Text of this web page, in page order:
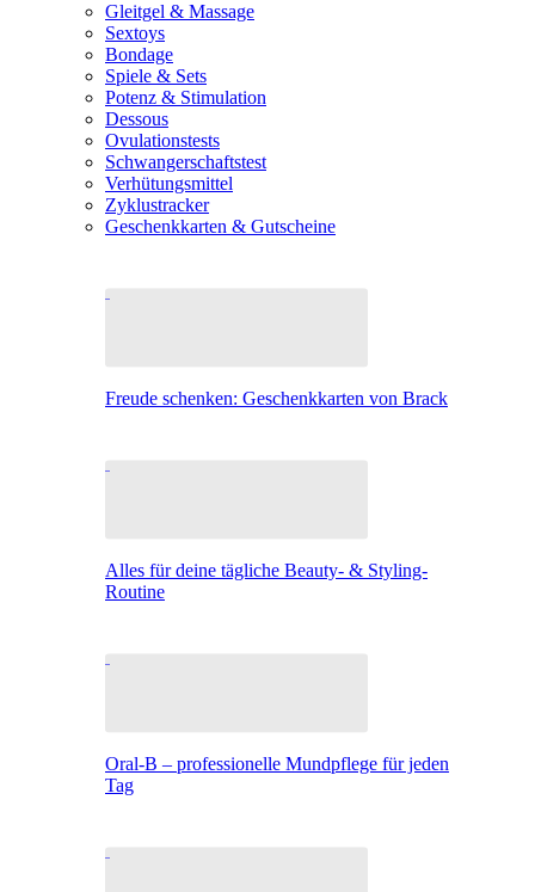
Gleitgel & Massage
Sextoys
Bondage
Spiele & Sets
Potenz & Stimulation
Dessous
Ovulationstests
Schwangerschaftstest
Verhütungsmittel
Zyklustracker
Geschenkkarten & Gutscheine
Freude schenken: Geschenkkarten von Brack
Alles für deine tägliche Beauty- & Styling-
Routine
Oral-B – professionelle Mundpflege für jeden
Tag